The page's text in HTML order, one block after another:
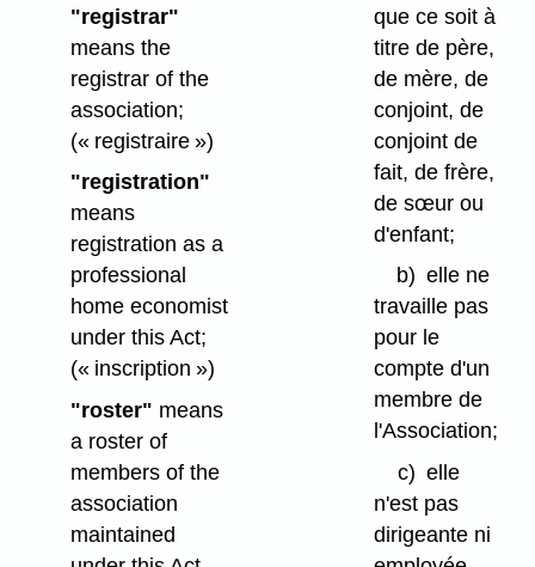
"registrar"
means the
registrar of the
association;
(« registraire »)
"registration"
means
registration as a
professional
home economist
under this Act;
(« inscription »)
"roster" means
a roster of
members of the
association
maintained
que ce soit à
titre de père,
de mère, de
conjoint, de
conjoint de
fait, de frère,
de sœur ou
d'enfant;
b) elle ne
travaille pas
pour le
compte d'un
membre de
l'Association;
c) elle
n'est pas
dirigeante ni